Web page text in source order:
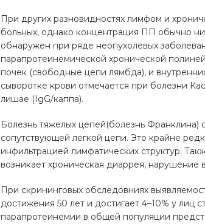
При других разновидностях лимфом и
больных, однако концентрация ПП обычно
обнаружен при ряде неопухолевых
парапротеинемической хронической
почек (свободные цепи лямбда), и
сыворотке крови отмечается при болезни
лишае (IgG/каппа).
Болезнь тяжелых цепей(болезнь Франклина)
сопутствующей легкой цепи. Это крайне
инфильтрацией лимфатических структур.
возникает хроническая диаррея,
При скрининговых обследовниях
достижения 50 лет и достигает 4–10% у лиц
парапротеинемии в общей популяции